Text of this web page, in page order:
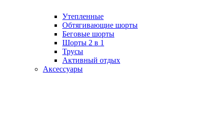
Утепленные
Обтягивающие шорты
Беговые шорты
Шорты 2 в 1
Трусы
Активный отдых
Аксессуары